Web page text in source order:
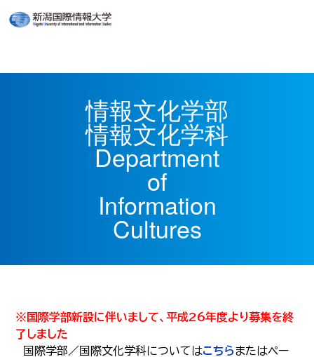
情報文化学部
情報文化学科
Department
of
Information
Cultures
※国際学部新設に伴いまして、平成26年度より募集を終
了しました
国際学部／国際文化学科についてはこちらまたはペー